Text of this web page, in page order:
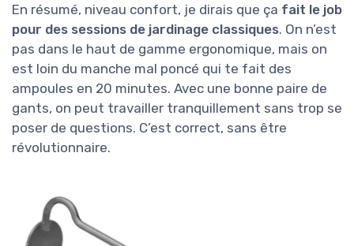
En résumé, niveau confort, je dirais que ça fait le job
pour des sessions de jardinage classiques. On n’est
pas dans le haut de gamme ergonomique, mais on
est loin du manche mal poncé qui te fait des
ampoules en 20 minutes. Avec une bonne paire de
gants, on peut travailler tranquillement sans trop se
poser de questions. C’est correct, sans être
révolutionnaire.